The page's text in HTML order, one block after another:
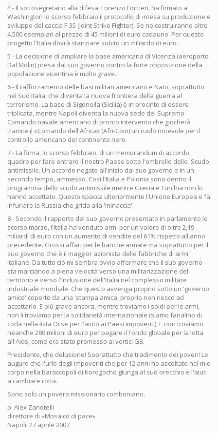
4 - Il sottosegretario alla difesa, Lorenzo Forcieri, ha firmato a
Washington lo scorso febbraio il protocollo di intesa su produzione e
sviluppo del caccia F-35 (Joint Strike Fighter). Se ne costruiranno oltre
4.500 esemplari al prezzo di 45 milioni di euro cadauno. Per questo
progetto l'Italia dovrà stanziare subito un miliardo di euro.
5 - La decisione di ampliare la base americana di Vicenza (aeroporto
Dal Molin) presa dal suo governo contro la forte opposizione della
popolazione vicentina è molto grave.
6 - Il rafforzamento delle basi militari americano e Nato, soprattutto
nel Sud Italia, che diventa la nuova frontiera della guerra al
terrorismo. La base di Sigonella (Sicilia) è in procinto di essere
triplicata, mentre Napoli diventa la nuova sede del Supremo
Comando navale americano di pronto intervento che giocherà
tramite il «Comando dell'Africa» (Afri-Com) un ruolo notevole per il
controllo americano del continente nero.
7 - La firma, lo scorso febbraio, di un memorandum di accordo
quadro per fare entrare il nostro Paese sotto l'ombrello dello 'Scudo'
antimissile. Un accordo negato all'inizio dal suo governo e in un
secondo tempo, ammesso. Così l'Italia e Polonia sono dentro il
programma dello scudo antimissile mentre Grecia e Turchia non lo
hanno accettato. Questo spacca ulteriormente l'Unione Europea e fa
infuriare la Russia che grida alla 'minaccia'.
8 - Secondo il rapporto del suo governo presentato in parlamento lo
scorso marzo, l'Italia ha venduto armi per un valore di oltre 2,19
miliardi di euro con un aumento di vendite del 61% rispetto all'anno
precedente. Grossi affari per le banche armate ma soprattutto per il
suo governo che è il maggior azionista delle fabbriche di armi
italiane. Da tutto ciò mi sembra ovvio affermare che il suo governo
sta marciando a piena velocità verso una militarizzazione del
territorio e verso l'inclusione dell'Italia nel complesso militare
industriale mondiale. Che questo avvenga proprio sotto un 'governo
amico' coperto da una 'stampa amica' proprio non riesco ad
accettarlo. E più grave ancora, mentre troviamo i soldi per le armi,
non li troviamo per la solidarietà internazionale (siamo fanalino di
coda nella lista Ocse per l'aiuto ai Paesi impoveriti). E non troviamo
neanche 280 milioni di euro per pagare il Fondo globale per la lotta
all'Aids, come era stato promesso ai vertici G8.
Presidente, che delusione! Soprattutto che tradimento dei poveri! Le
auguro che l'urlo degli impoveriti che per 12 anni ho ascoltato nel mio
corpo nella baraccopoli di Korogocho giunga al suo orecchio e l'aiuti
a cambiare rotta.
Sono solo un povero missionario comboniano.
p. Alex Zanotelli
direttore di «Mosaico di pace»
Napoli, 27 aprile 2007